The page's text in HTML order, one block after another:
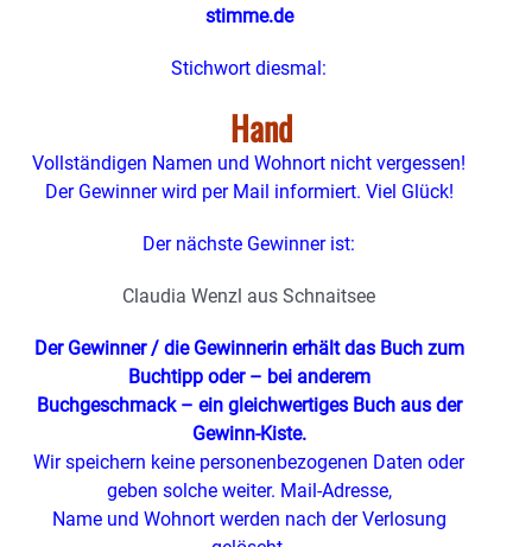
stimme.de
Stichwort diesmal:
Hand
Vollständigen Namen und Wohnort nicht vergessen!
Der Gewinner wird per Mail informiert. Viel Glück!
Der nächste Gewinner ist:
Claudia Wenzl aus Schnaitsee
Der Gewinner / die Gewinnerin erhält das Buch zum
Buchtipp oder – bei anderem
Buchgeschmack – ein gleichwertiges Buch aus der
Gewinn-Kiste.
Wir speichern keine personenbezogenen Daten oder
geben solche weiter. Mail-Adresse,
Name und Wohnort werden nach der Verlosung